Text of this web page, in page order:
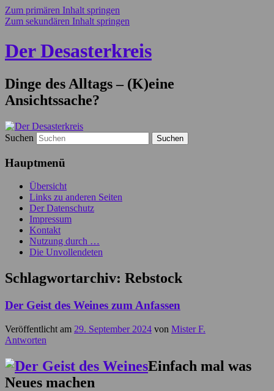
Zum primären Inhalt springen
Zum sekundären Inhalt springen
Der Desasterkreis
Dinge des Alltags – (K)eine
Ansichtssache?
Suchen
Hauptmenü
Übersicht
Links zu anderen Seiten
Der Datenschutz
Impressum
Kontakt
Nutzung durch …
Die Unvollendeten
Schlagwortarchiv: Rebstock
Der Geist des Weines zum Anfassen
Veröffentlicht am 29. September 2024 von Mister F.
Antworten
Einfach mal was
Neues machen